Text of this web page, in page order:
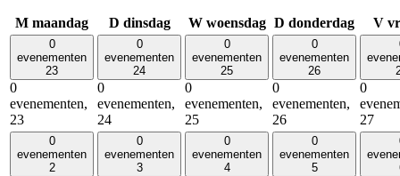
M maandag D dinsdag W woensdag D donderdag V
0
evenementen
23
0
evenementen,
23
0
evenementen
24
0
evenementen,
24
0
evenementen
25
0
evenementen,
25
0
evenementen
26
0
evenementen,
26
0
27
0
evenementen
2
0
evenementen
3
0
evenementen
4
0
evenementen
5